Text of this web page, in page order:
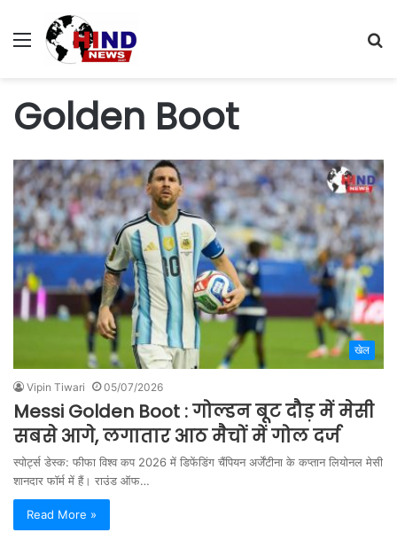
Menu
Golden Boot
खेल
Vipin Tiwari 05/07/2026
Messi Golden Boot : गोल्डन बूट दौड़ में मेसी
सबसे आगे, लगातार आठ मैचों में गोल दर्ज
स्पोर्ट्स डेस्क: फीफा विश्व कप 2026 में डिफेंडिंग चैंपियन अर्जेंटीना के कप्तान लियोनल मेसी
शानदार फॉर्म में हैं। राउंड ऑफ…
Read More »